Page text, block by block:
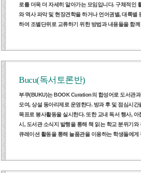
로를 더욱 더 자세히 알아가는 모임입니다. 구체적인
와 역사 파악 및 현장견학을 하거나 언어권별, 대륙별
하여 조별단위로 교류하기 위한 방법과 내용들을 함
Bucu(독서토론반)
부쿠(BUKU)는 BOOK Curation의 합성어로 도서관
모여, 상설 동아리제로 운영한다. 방과 후 및 점심시
목표로 봉사활동을 실시한다. 또한 교내 독서 행사,
시, 도서관 소식지 발행을 통해 책 읽는 학교 분위기와
큐레이션 활동을 통해 늘품관을 이용하는 학생들에게